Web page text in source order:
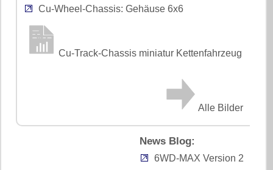
Cu-Wheel-Chassis: Gehäuse 6x6
Cu-Track-Chassis miniatur Kettenfahrzeug
Alle Bilder
News Blog:
6WD-MAX Version 2